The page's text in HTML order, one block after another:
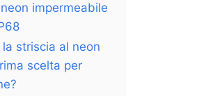
impermeabile
la striscia al neon
scelta per